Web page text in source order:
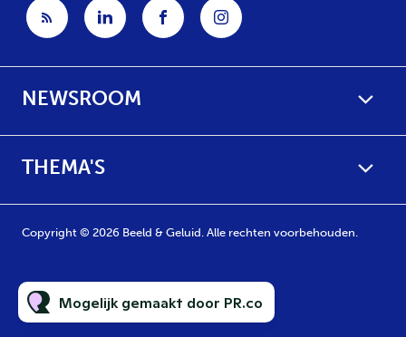
NEWSROOM
THEMA'S
Copyright © 2026 Beeld & Geluid. Alle rechten voorbehouden.
Mogelijk gemaakt door PR.co